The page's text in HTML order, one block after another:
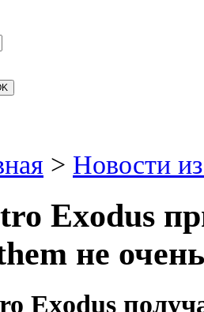
> Новости
Exodus
не очень
Exodus